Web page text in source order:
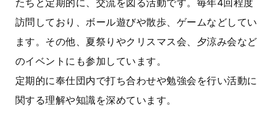
たちと定期的に、交流を図る活動です。毎年4回程度
訪問しており、ボール遊びや散歩、ゲームなどしてい
ます。その他、夏祭りやクリスマス会、夕涼み会など
のイベントにも参加しています。
定期的に奉仕団内で打ち合わせや勉強会を行い活動に
関する理解や知識を深めています。